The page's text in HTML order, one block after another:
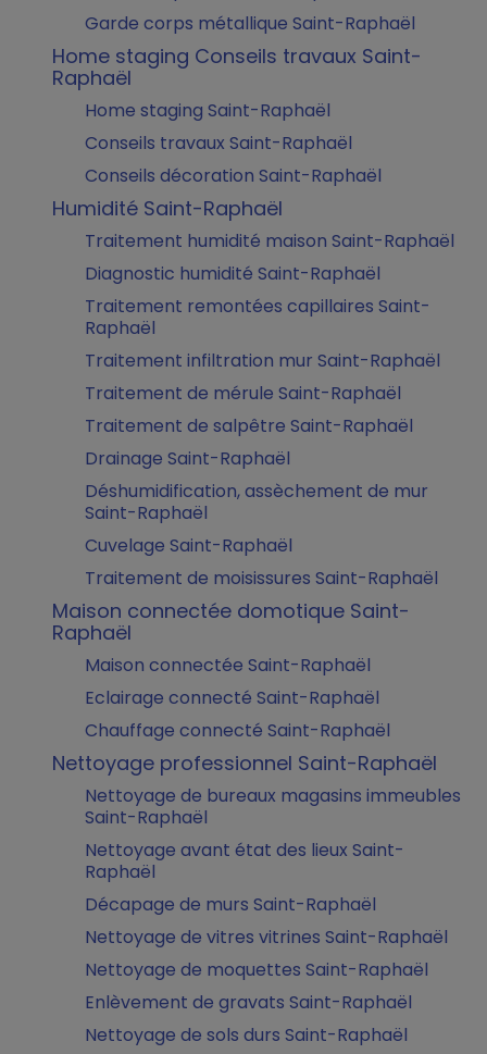
Garde corps métallique Saint-Raphaël
Home staging Conseils travaux Saint-
Raphaël
Home staging Saint-Raphaël
Conseils travaux Saint-Raphaël
Conseils décoration Saint-Raphaël
Humidité Saint-Raphaël
Traitement humidité maison Saint-Raphaël
Diagnostic humidité Saint-Raphaël
Traitement remontées capillaires Saint-
Raphaël
Traitement infiltration mur Saint-Raphaël
Traitement de mérule Saint-Raphaël
Traitement de salpêtre Saint-Raphaël
Drainage Saint-Raphaël
Déshumidification, assèchement de mur
Saint-Raphaël
Cuvelage Saint-Raphaël
Traitement de moisissures Saint-Raphaël
Maison connectée domotique Saint-
Raphaël
Maison connectée Saint-Raphaël
Eclairage connecté Saint-Raphaël
Chauffage connecté Saint-Raphaël
Nettoyage professionnel Saint-Raphaël
Nettoyage de bureaux magasins immeubles
Saint-Raphaël
Nettoyage avant état des lieux Saint-
Raphaël
Décapage de murs Saint-Raphaël
Nettoyage de vitres vitrines Saint-Raphaël
Nettoyage de moquettes Saint-Raphaël
Enlèvement de gravats Saint-Raphaël
Nettoyage de sols durs Saint-Raphaël